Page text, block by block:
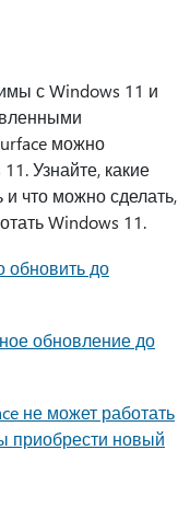
с Windows 11 и
можно
Узнайте, какие
что можно сделать,
Windows 11.
обновить до
обновление до
не может работать
приобрести новый